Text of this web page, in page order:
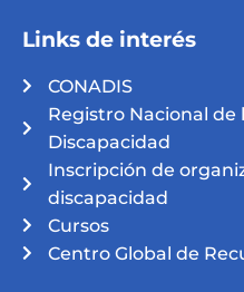
Links de interés
CONADIS
Registro Nacional de
Discapacidad
Inscripción de
discapacidad
Cursos
Centro Global de